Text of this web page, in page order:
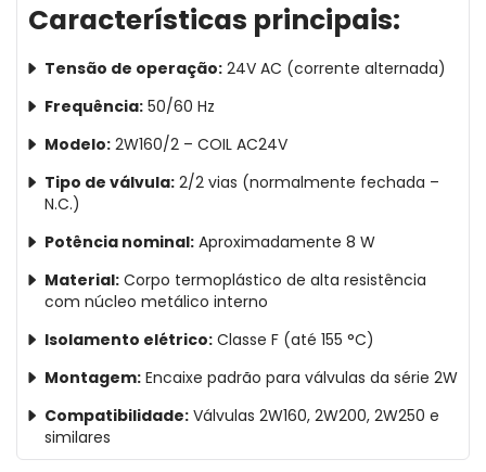
Características principais:
Tensão de operação: 24V AC (corrente alternada)
Frequência: 50/60 Hz
Modelo: 2W160/2 – COIL AC24V
Tipo de válvula: 2/2 vias (normalmente fechada –
N.C.)
Potência nominal: Aproximadamente 8 W
Material: Corpo termoplástico de alta resistência
com núcleo metálico interno
Isolamento elétrico: Classe F (até 155 °C)
Montagem: Encaixe padrão para válvulas da série 2W
Compatibilidade: Válvulas 2W160, 2W200, 2W250 e
similares